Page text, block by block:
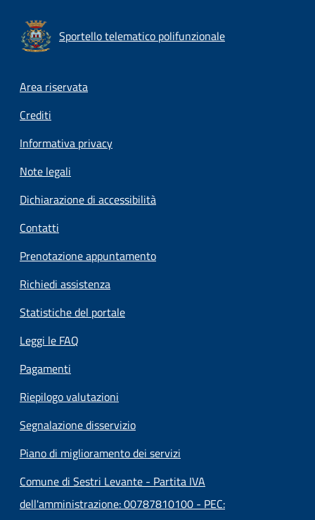
Sportello telematico polifunzionale
Footer menu
Area riservata
Crediti
Informativa privacy
Note legali
Dichiarazione di accessibilità
Contatti
Prenotazione appuntamento
Richiedi assistenza
Statistiche del portale
Leggi le FAQ
Pagamenti
Riepilogo valutazioni
Segnalazione disservizio
Piano di miglioramento dei servizi
Comune di Sestri Levante - Partita IVA
dell'amministrazione: 00787810100 - PEC: